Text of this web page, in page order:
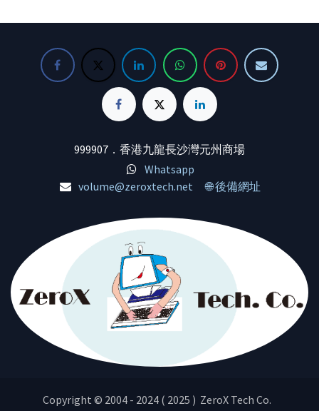
999907．香港九龍長沙灣元州商場
Whatsapp
volume@zeroxtech.net
🌐 後備網址
Copyright © 2004 - 2024 ( 2025 ) ZeroX Tech Co.